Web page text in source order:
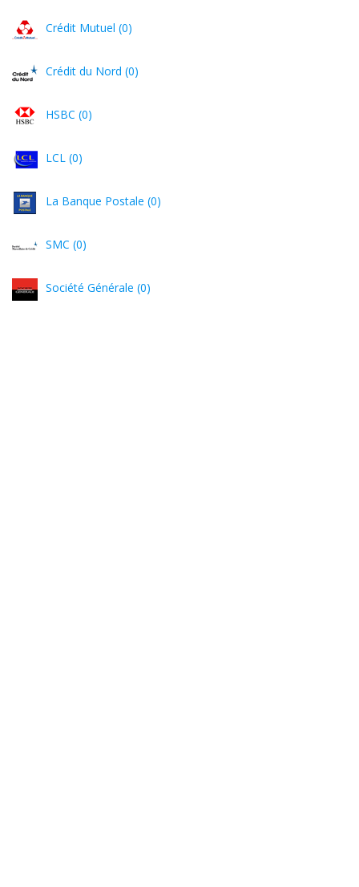
Crédit Mutuel (0)
Crédit du Nord (0)
HSBC (0)
LCL (0)
La Banque Postale (0)
SMC (0)
Société Générale (0)